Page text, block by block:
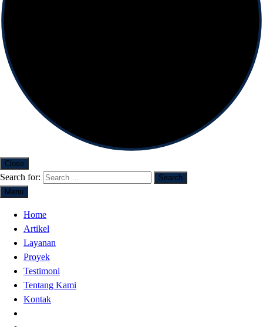
Close
Search for:
Menu
Home
Artikel
Layanan
Proyek
Testimoni
Tentang Kami
Kontak